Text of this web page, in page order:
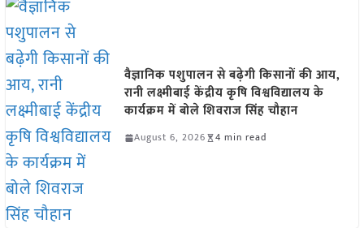
वैज्ञानिक पशुपालन से बढ़ेगी किसानों की आय,
रानी लक्ष्मीबाई केंद्रीय कृषि विश्वविद्यालय के
कार्यक्रम में बोले शिवराज सिंह चौहान
August 6, 2026 4 min read